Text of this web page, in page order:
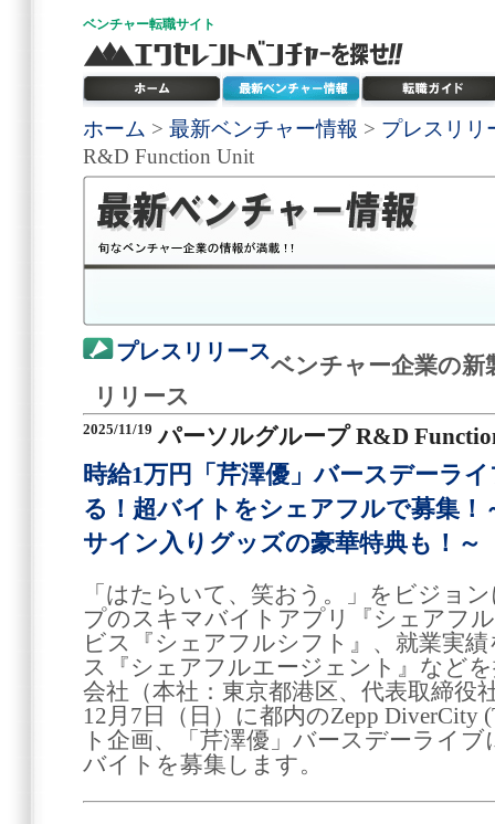
ベンチャー転職サイト
ホーム > 最新ベンチャー情報 > プレスリリ
R&D Function Unit
プレスリリース
ベンチャー企業の新
リリース
2025/11/19 パーソルグループ R&D
時給1万円「芹澤優」バースデーラ
る！超バイトをシェアフルで募集
サイン入りグッズの豪華特典も！～
「はたらいて、笑おう。」をビジョ
プのスキマバイトアプリ『シェアフ
ビス『シェアフルシフト』、就業実
ス『シェアフルエージェント』など
会社（本社：東京都港区、代表取締役
12月7日（日）に都内のZepp
ト企画、「芹澤優」バースデーライ
バイトを募集します。